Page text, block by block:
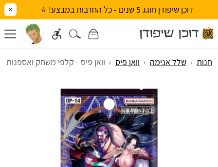
דוכן שיפודן חוגג 5 שנים - כל החרבות במבצע! ⭐ ×
חנות שלל אנימה וואן פיס וואן פיס - קלפי משחק ואספנות The Azure Seas Seven [OP-14]